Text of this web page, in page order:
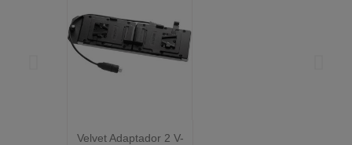
Velvet Adaptador 2 V-